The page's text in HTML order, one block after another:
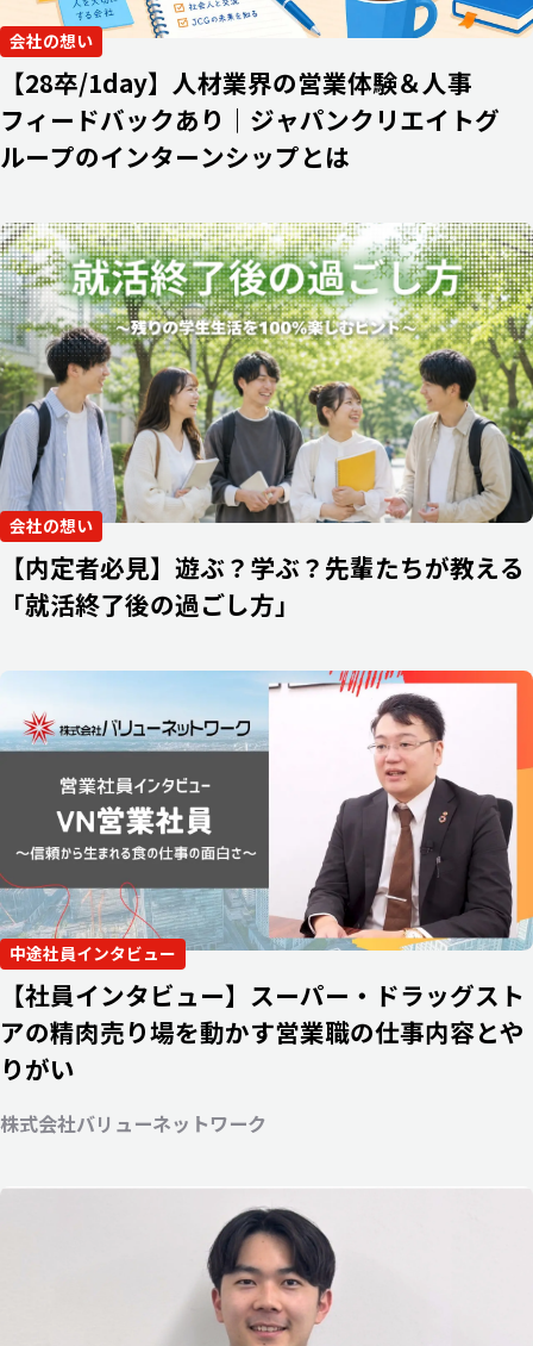
会社の想い
【28卒/1day】人材業界の営業体験＆人事
フィードバックあり｜ジャパンクリエイトグ
ループのインターンシップとは
会社の想い
【内定者必見】遊ぶ？学ぶ？先輩たちが教える
「就活終了後の過ごし方」
中途社員インタビュー
【社員インタビュー】スーパー・ドラッグスト
アの精肉売り場を動かす営業職の仕事内容とや
りがい
株式会社バリューネットワーク